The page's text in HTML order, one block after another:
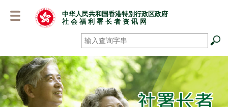
容
中华人民共和国香港特别行政区政府
社 会 福 利 署 长 者 资 讯 网
搜寻 *